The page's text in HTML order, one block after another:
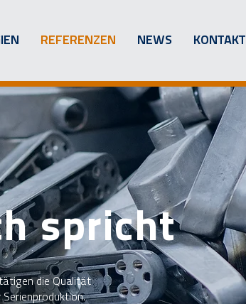
REFERENZEN NEWS KONTAKT
spricht
die Qualität